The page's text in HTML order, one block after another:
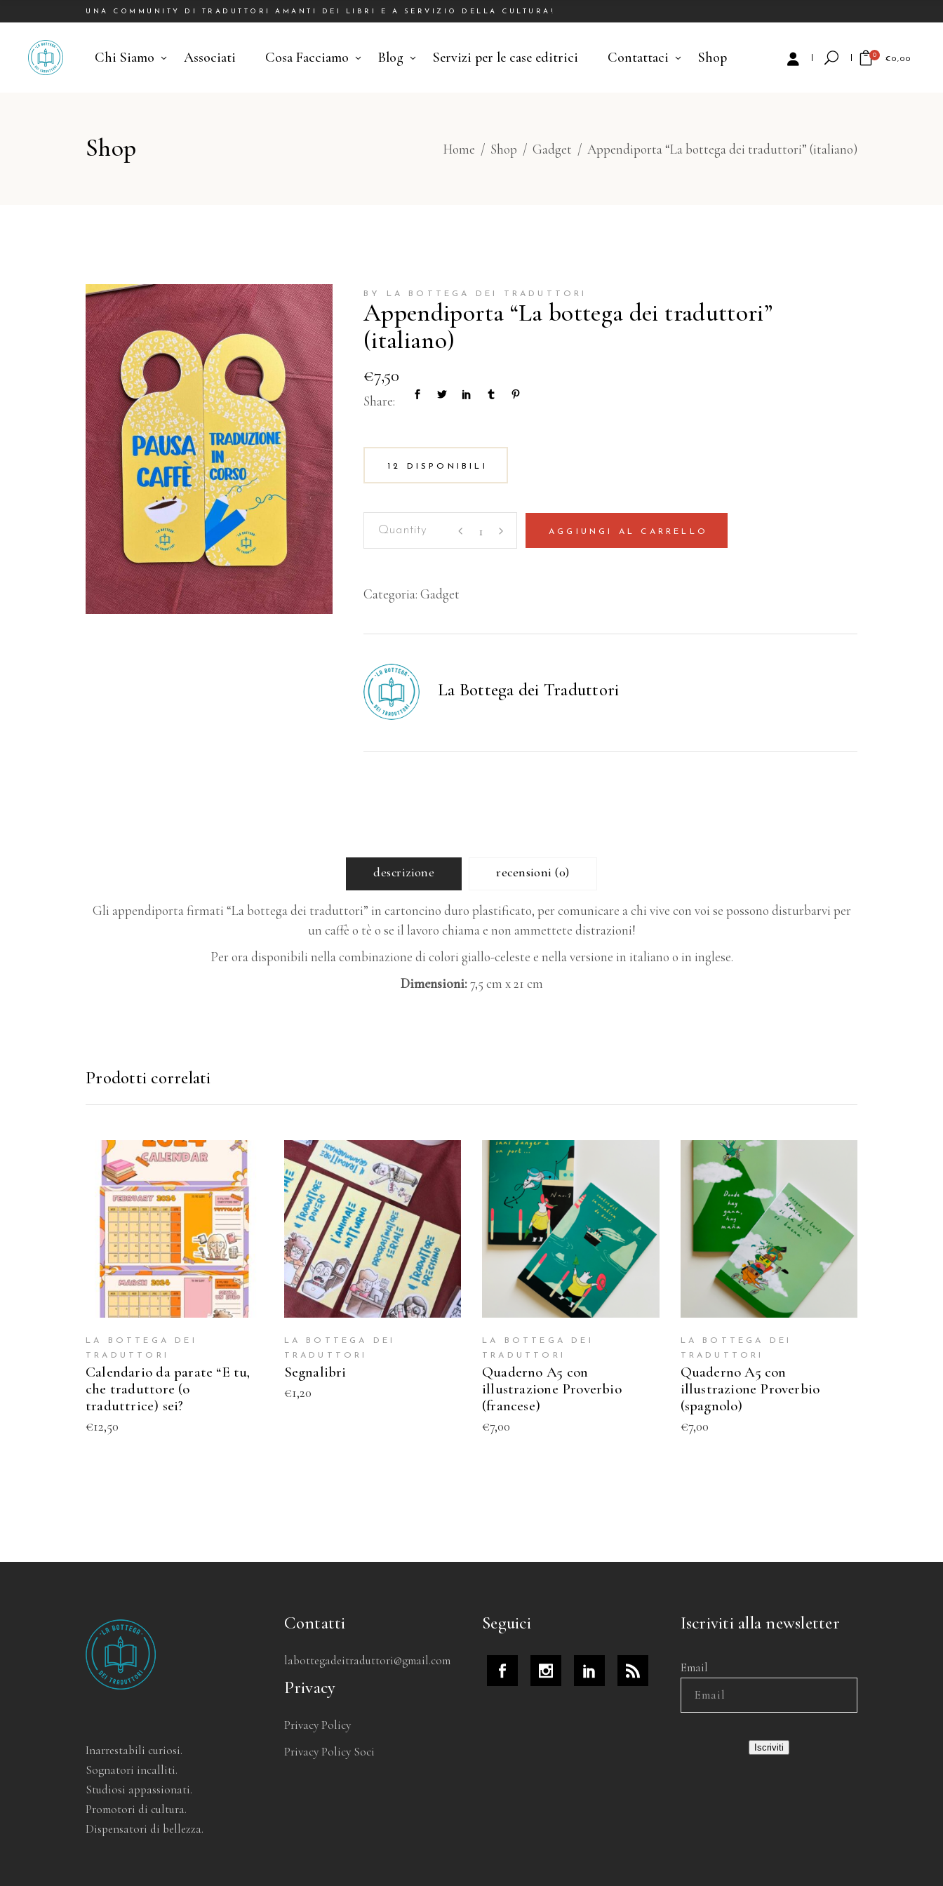
UNA COMMUNITY DI TRADUTTORI AMANTI DEI LIBRI E A SERVIZIO DELLA CULTURA!
Chi Siamo Associati Cosa Facciamo Blog Servizi per le case editrici Contattaci Shop 0 €0,00
Shop Home / Shop / Gadget / Appendiporta “La bottega dei traduttori” (italiano)
BY LA BOTTEGA DEI TRADUTTORI
Appendiporta “La bottega dei traduttori”
(italiano)
€7,50
Share:
12 DISPONIBILI
traduttori"
AGGIUNGI AL CARRELLO
Categoria: Gadget
La Bottega dei Traduttori
descrizione recensioni (0)
Gli appendiporta firmati “La bottega dei traduttori” in cartoncino duro plastificato, per comunicare a chi vive con voi se possono disturbarvi per
un caffè o tè o se il lavoro chiama e non ammettete distrazioni!
Per ora disponibili nella combinazione di colori giallo-celeste e nella versione in italiano o in inglese.
Dimensioni:7,5 cm x 21 cm
Prodotti correlati
AGGIUNGI AL CARRELLO
LA BOTTEGA DEI
TRADUTTORI
Calendario da parate “E tu,
che traduttore (o
traduttrice) sei?
€12,50
AGGIUNGI AL CARRELLO
LA BOTTEGA DEI
TRADUTTORI
Segnalibri
€1,20
AGGIUNGI AL CARRELLO
LA BOTTEGA DEI
TRADUTTORI
Quaderno A5 con
illustrazione Proverbio
(francese)
€7,00
AGGIUNGI AL CARRELLO
LA BOTTEGA DEI
TRADUTTORI
Quaderno A5 con
illustrazione Proverbio
(spagnolo)
€7,00
Inarrestabili curiosi.
Sognatori incalliti.
Studiosi appassionati.
Promotori di cultura.
Dispensatori di bellezza.
Contatti
labottegadeitraduttori@gmail.com
Privacy
Privacy Policy
Privacy Policy Soci
Seguici Iscriviti alla newsletter
Email
Iscriviti